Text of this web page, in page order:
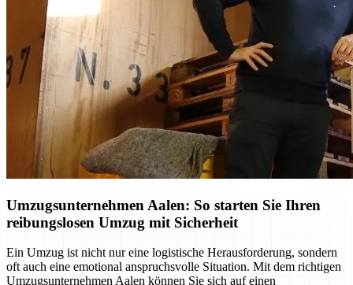
Umzugsunternehmen Aalen: So starten Sie Ihren
reibungslosen Umzug mit Sicherheit
Ein Umzug ist nicht nur eine logistische Herausforderung, sondern
oft auch eine emotional anspruchsvolle Situation. Mit dem richtigen
Umzugsunternehmen Aalen können Sie sich auf einen